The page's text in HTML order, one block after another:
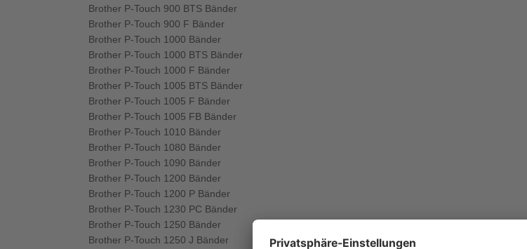
Brother P-Touch 900 BTS Bänder
Brother P-Touch 900 F Bänder
Brother P-Touch 1000 Bänder
Brother P-Touch 1000 BTS Bänder
Brother P-Touch 1000 F Bänder
Brother P-Touch 1005 BTS Bänder
Brother P-Touch 1005 F Bänder
Brother P-Touch 1005 FB Bänder
Brother P-Touch 1010 Bänder
Brother P-Touch 1080 Bänder
Brother P-Touch 1090 Bänder
Brother P-Touch 1200 Bänder
Brother P-Touch 1200 P Bänder
Brother P-Touch 1230 PC Bänder
Brother P-Touch 1250 Bänder
Brother P-Touch 1250 J Bänder